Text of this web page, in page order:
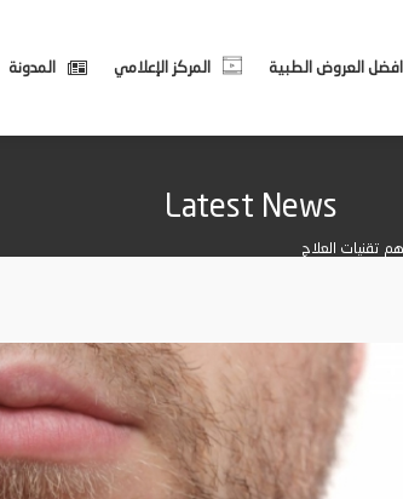
افضل العروض الطبية المركز الإعلامي المدونة
Latest News
تقنيات العلاج